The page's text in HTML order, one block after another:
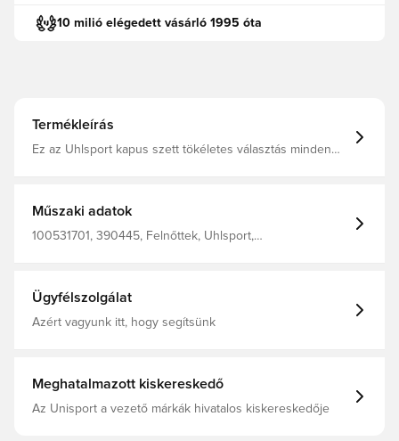
10 milió elégedett vásárló 1995 óta
Termékleírás
Ez az Uhlsport kapus szett tökéletes választás minden
Műszaki adatok
100531701, 390445, Felnőttek, Uhlsport,
Ügyfélszolgálat
Azért vagyunk itt, hogy segítsünk
Meghatalmazott kiskereskedő
Az Unisport a vezető márkák hivatalos kiskereskedője